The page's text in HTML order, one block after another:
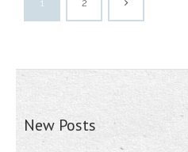
1 2
New Posts